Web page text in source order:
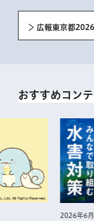
広報東京都
おすすめコン
2026年6月